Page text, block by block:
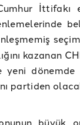
İttifakı
kazanan
dönemde
partiden
büyük